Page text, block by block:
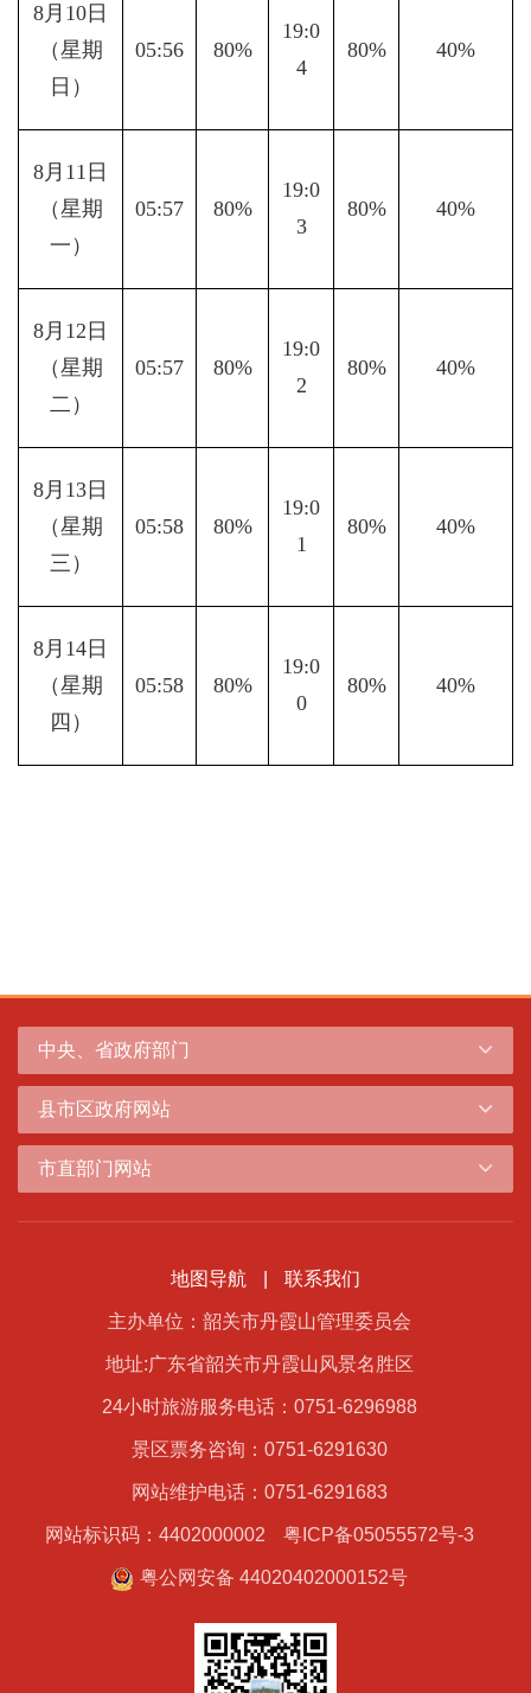
8月10日
（星期
日）
05:56 80%
19:0
4
80% 40%
8月11日
（星期
一）
05:57 80%
19:0
3
80% 40%
8月12日
（星期
二）
05:57 80%
19:0
2
80% 40%
8月13日
（星期
三）
05:58 80%
19:0
1
80% 40%
8月14日
（星期
四）
05:58 80%
19:0
0
80% 40%
中央、省政府部门
县市区政府网站
市直部门网站
地图导航 联系我们
主办单位：韶关市丹霞山管理委员会
地址:广东省韶关市丹霞山风景名胜区
24小时旅游服务电话：0751-6296988
景区票务咨询：0751-6291630
网站维护电话：0751-6291683
网站标识码：4402000002 粤ICP备05055572号-3
粤公网安备 44020402000152号